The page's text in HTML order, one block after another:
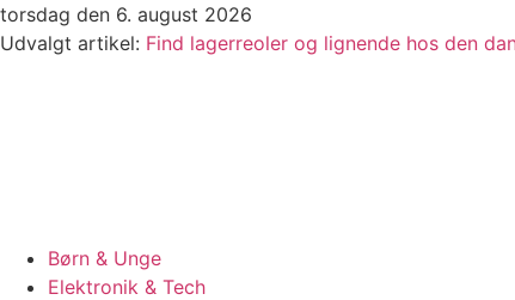
Videre
til
torsdag den 6. august 2026
Udvalgt artikel: Find lagerreoler og lignende hos den
Børn & Unge
Elektronik & Tech